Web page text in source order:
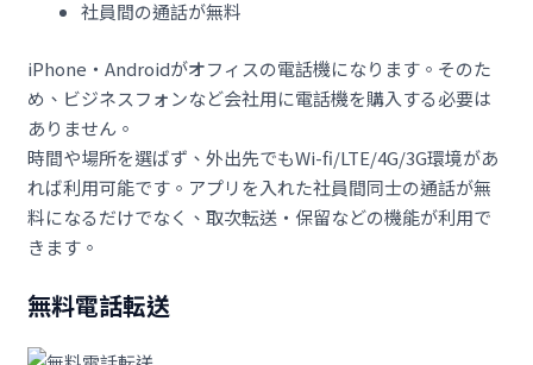
社員間の通話が無料
iPhone・Androidがオフィスの電話機になります。そのた
め、ビジネスフォンなど会社用に電話機を購入する必要は
ありません。
時間や場所を選ばず、外出先でもWi-fi/LTE/4G/3G環境があ
れば利用可能です。アプリを入れた社員間同士の通話が無
料になるだけでなく、取次転送・保留などの機能が利用で
きます。
無料電話転送